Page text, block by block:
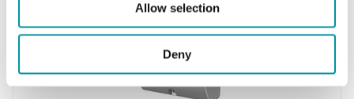
Allow selection
Deny